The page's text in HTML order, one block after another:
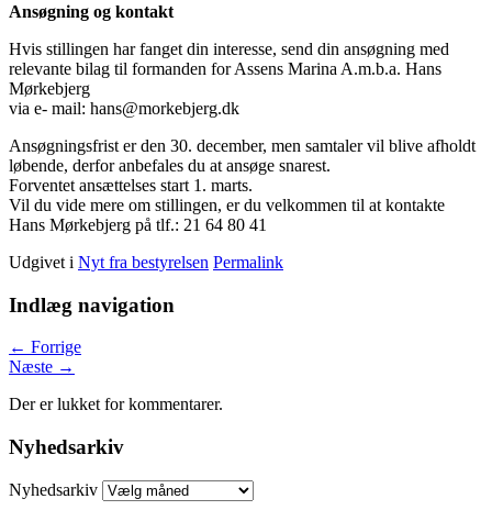
Ansøgning og kontakt
Hvis stillingen har fanget din interesse, send din ansøgning med
relevante bilag til formanden for Assens Marina A.m.b.a. Hans
Mørkebjerg
via e- mail: hans@morkebjerg.dk
Ansøgningsfrist er den 30. december, men samtaler vil blive afholdt
løbende, derfor anbefales du at ansøge snarest.
Forventet ansættelses start 1. marts.
Vil du vide mere om stillingen, er du velkommen til at kontakte
Hans Mørkebjerg på tlf.: 21 64 80 41
Udgivet i Nyt fra bestyrelsen Permalink
Indlæg navigation
← Forrige
Næste →
Der er lukket for kommentarer.
Nyhedsarkiv
Nyhedsarkiv